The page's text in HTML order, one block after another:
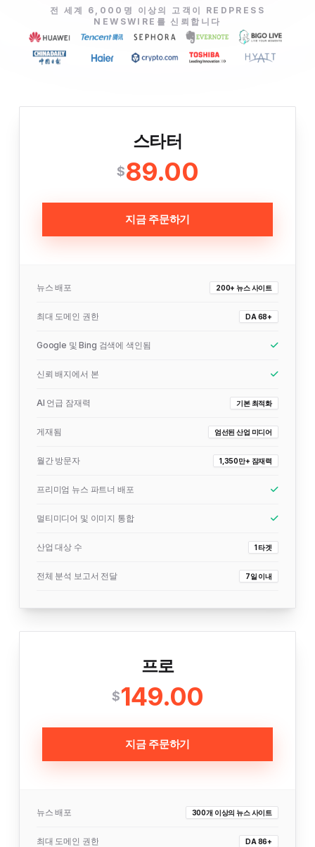
전 세계 6,000명 이상의 고객이 REDPRESS
NEWSWIRE를 신뢰합니다
스타터
$89.00
지금 주문하기
뉴스 배포 200+ 뉴스 사이트
최대 도메인 권한 DA 68+
Google 및 Bing 검색에 색인됨
신뢰 배지에서 본
AI 언급 잠재력 기본 최적화
게재됨 엄선된 산업 미디어
월간 방문자 1,350만+ 잠재력
프리미엄 뉴스 파트너 배포
멀티미디어 및 이미지 통합
산업 대상 수 1 타겟
전체 분석 보고서 전달 7일 이내
프로
$149.00
지금 주문하기
뉴스 배포 300개 이상의 뉴스 사이트
최대 도메인 권한 DA 86+